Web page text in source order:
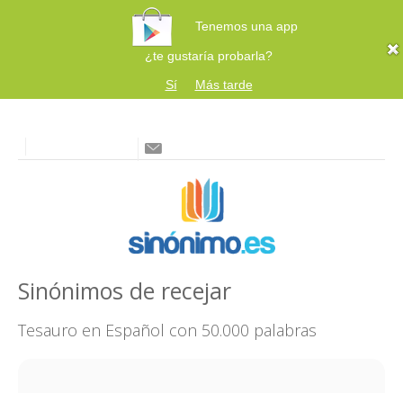
Tenemos una app
¿te gustaría probarla?
Sí
Más tarde
Sinónimos de recejar
Tesauro en Español con 50.000 palabras